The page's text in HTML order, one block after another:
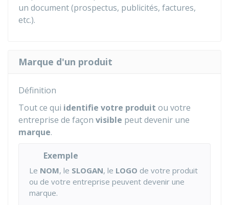
un document (prospectus, publicités, factures,
etc.).
Marque d'un produit
Définition
Tout ce qui identifie votre produit ou votre
entreprise de façon visible peut devenir une
marque.
Exemple
Le NOM, le SLOGAN, le LOGO de votre produit
ou de votre entreprise peuvent devenir une
marque.